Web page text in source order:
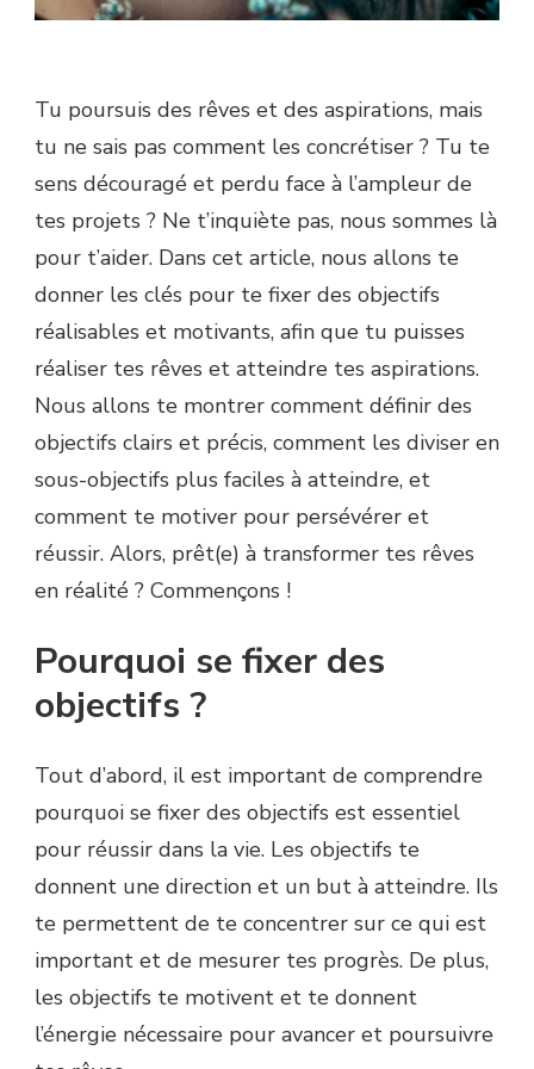
Tu poursuis des rêves et des aspirations, mais
tu ne sais pas comment les concrétiser ? Tu te
sens découragé et perdu face à l’ampleur de
tes projets ? Ne t’inquiète pas, nous sommes là
pour t’aider. Dans cet article, nous allons te
donner les clés pour te fixer des objectifs
réalisables et motivants, afin que tu puisses
réaliser tes rêves et atteindre tes aspirations.
Nous allons te montrer comment définir des
objectifs clairs et précis, comment les diviser en
sous-objectifs plus faciles à atteindre, et
comment te motiver pour persévérer et
réussir. Alors, prêt(e) à transformer tes rêves
en réalité ? Commençons !
Pourquoi se fixer des
objectifs ?
Tout d’abord, il est important de comprendre
pourquoi se fixer des objectifs est essentiel
pour réussir dans la vie. Les objectifs te
donnent une direction et un but à atteindre. Ils
te permettent de te concentrer sur ce qui est
important et de mesurer tes progrès. De plus,
les objectifs te motivent et te donnent
l’énergie nécessaire pour avancer et poursuivre